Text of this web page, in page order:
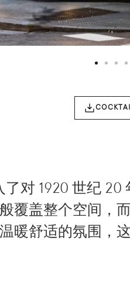
对 1920 世纪
覆盖整个空间，
暖舒适的氛围，